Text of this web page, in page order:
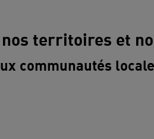
territoires et
communautés